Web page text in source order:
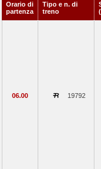
Orario di
partenza
Tipo e n. di
treno
06.00 19792